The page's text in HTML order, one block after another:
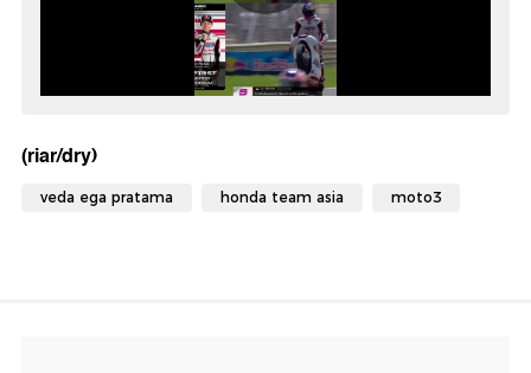
(riar/dry)
veda ega pratama honda team asia moto3